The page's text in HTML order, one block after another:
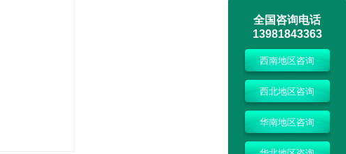
全国咨询电话
13981843363
西南地区咨询
西北地区咨询
华南地区咨询